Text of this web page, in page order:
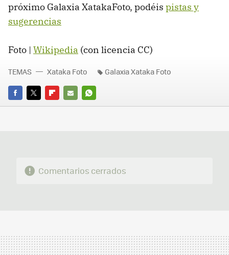
próximo Galaxia XatakaFoto, podéis pistas y
sugerencias
Foto | Wikipedia (con licencia CC)
FACEBOOK
TWITTERFLIPBOARD
E-
WHATSAPP
TEMAS Xataka Foto Galaxia Xataka Foto
Comentarios cerrados